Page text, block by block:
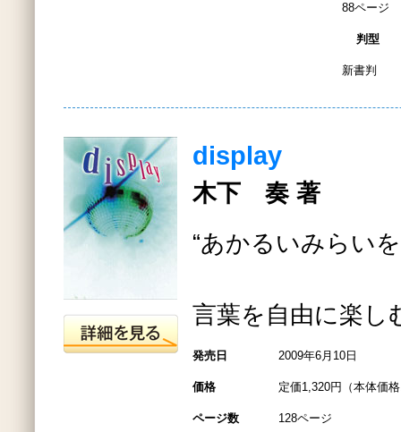
88ページ
判型
新書判
display
木下 奏 著
“あかるいみらい
言葉を自由に楽し
発売日 2009年6月10日
価格 定価1,320円（本体価
ページ数 128ページ